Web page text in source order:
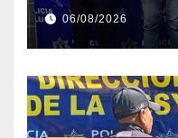
06/08/2026